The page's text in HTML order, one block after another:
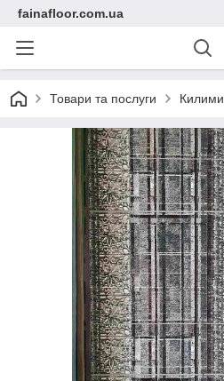
fainafloor.com.ua
Товари та послуги Килими